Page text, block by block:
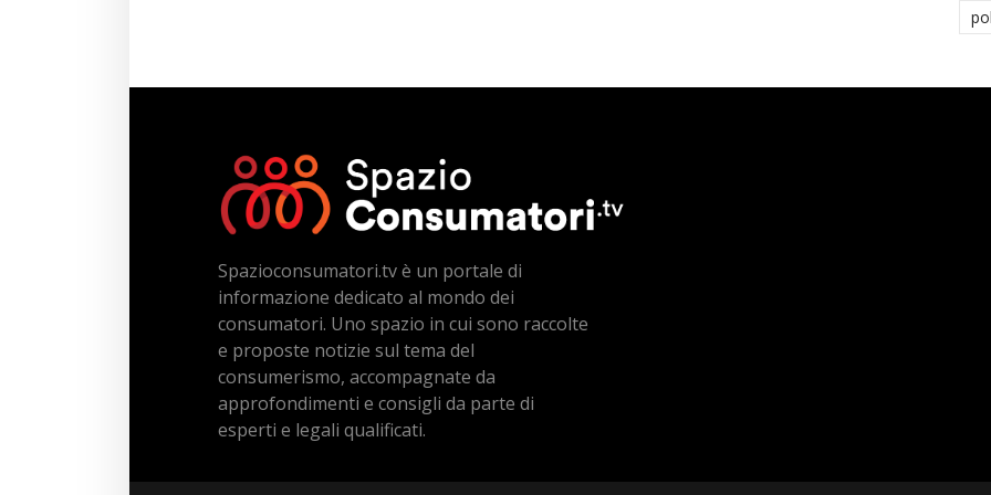
Spazioconsumatori.tv è un portale di
informazione dedicato al mondo dei
consumatori. Uno spazio in cui sono raccolte
e proposte notizie sul tema del
consumerismo, accompagnate da
approfondimenti e consigli da parte di
esperti e legali qualificati.